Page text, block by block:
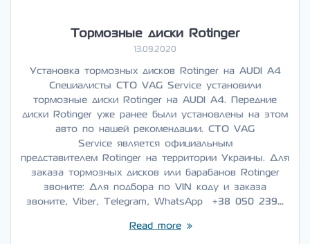
Тормозные диски Rotinger
13.09.2020
Установка тормозных дисков Rotinger на AUDI A4
Специалисты СТО VAG Service установили
тормозные диски Rotinger на AUDI A4. Передние
диски Rotinger уже ранее были установлены на этом
авто по нашей рекомендации. СТО VAG
Service является официальным
представителем Rotinger на территории Украины. Для
заказа тормозных дисков или барабанов Rotinger
звоните: Для подбора по VIN коду и заказа
звоните, Viber, Telegram, WhatsApp +38 050 239…
Read more